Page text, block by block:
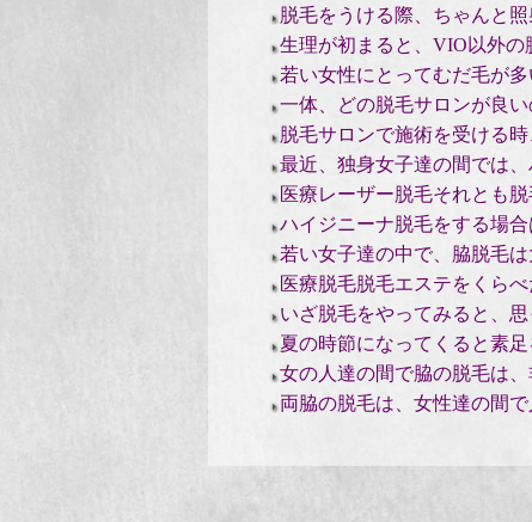
脱毛をうける際、ちゃんと
生理が初まると、VIO以外の
若い女性にとってむだ毛が
一体、どの脱毛サロンが良
脱毛サロンで施術を受ける時
最近、独身女子達の間では
医療レーザー脱毛それとも
ハイジニーナ脱毛をする場
若い女子達の中で、脇脱毛は
医療脱毛脱毛エステをくら
いざ脱毛をやってみると、
夏の時節になってくると素
女の人達の間で脇の脱毛は
両脇の脱毛は、女性達の間